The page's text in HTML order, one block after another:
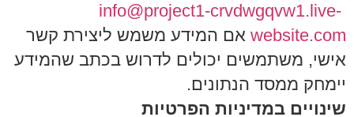
info@project1-crvdwgqvw1.live-
website.com אם המידע משמש ליצירת קשר
אישי, משתמשים יכולים לדרוש בכתב שהמידע
יימחק ממסד הנתונים.
שינויים במדיניות הפרטיות